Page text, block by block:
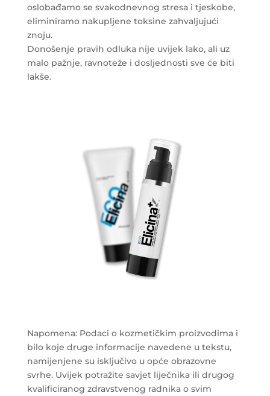
oslobađamo se svakodnevnog stresa i tjeskobe,
eliminiramo nakupljene toksine zahvaljujući
znoju.
Donošenje pravih odluka nije uvijek lako, ali uz
malo pažnje, ravnoteže i dosljednosti sve će biti
lakše.
Napomena: Podaci o kozmetičkim proizvodima i
bilo koje druge informacije navedene u tekstu,
namijenjene su isključivo u opće obrazovne
svrhe. Uvijek potražite savjet liječnika ili drugog
kvalificiranog zdravstvenog radnika o svim